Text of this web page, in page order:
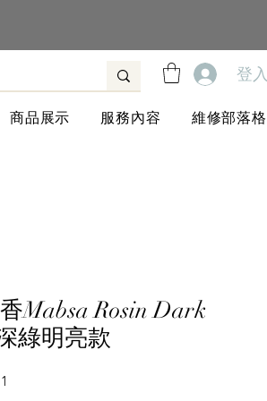
登入
商品展示 服務內容 維修部落格
Mabsa Rosin Dark
綠明亮款